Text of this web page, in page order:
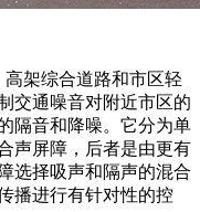
高架综合道路和市区轻
交通噪音对附近市区的
隔音和降噪。它分为单
声屏障，后者是由更有
选择吸声和隔声的混合
播进行有针对性的控